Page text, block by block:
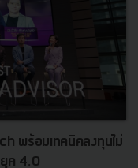
พร้อมเทคนิคลงทุนไม่
ค 4.0